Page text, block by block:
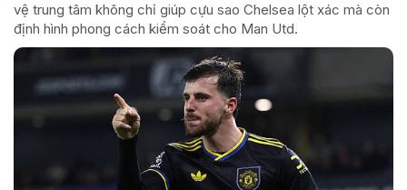
vệ trung tâm không chỉ giúp cựu sao Chelsea lột xác mà còn
định hình phong cách kiểm soát cho Man Utd.